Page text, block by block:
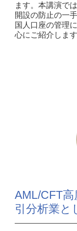
ます。本講演で
開設の防止の一
国人口座の管理
心にご紹介します
AML/CFT
引分析業と